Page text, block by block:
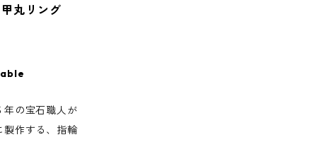
丸リング
年の宝石職人が
製作する、指輪